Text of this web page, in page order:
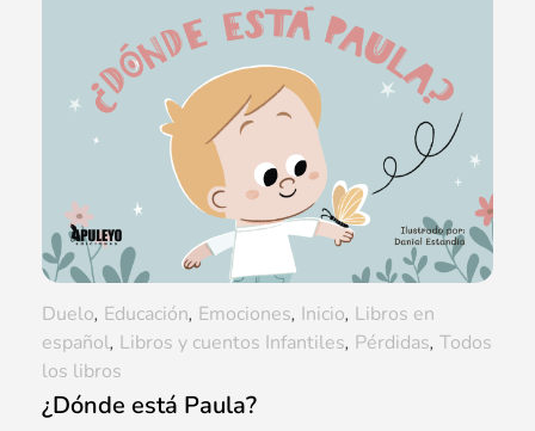
¿Dónde está Paula?
Duelo, Educación, Emociones, Inicio, Libros en
español, Libros y cuentos Infantiles, Pérdidas, Todos
los libros